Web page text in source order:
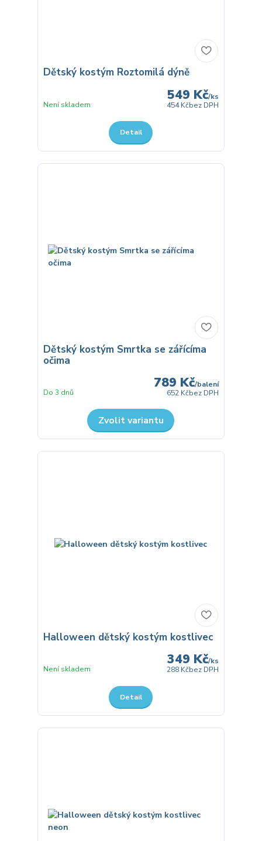
Dětský kostým Roztomilá dýně
549 Kč/ks
454 Kčbez DPH
Není skladem
Detail
Dětský kostým Smrtka se zářícíma
očima
789 Kč/balení
652 Kčbez DPH
Do 3 dnů
Zvolit variantu
Halloween dětský kostým kostlivec
349 Kč/ks
288 Kčbez DPH
Není skladem
Detail